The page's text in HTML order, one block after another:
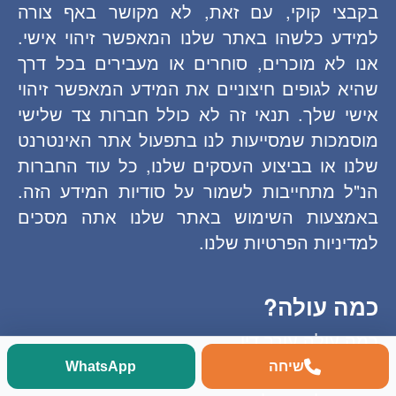
שיחה WhatsApp
בקבצי קוקי, עם זאת, לא מקושר באף צורה
למידע כלשהו באתר שלנו המאפשר זיהוי אישי.
אנו לא מוכרים, סוחרים או מעבירים בכל דרך
שהיא לגופים חיצוניים את המידע המאפשר זיהוי
אישי שלך. תנאי זה לא כולל חברות צד שלישי
מוסמכות שמסייעות לנו בתפעול אתר האינטרנט
שלנו או בביצוע העסקים שלנו, כל עוד החברות
הנ"ל מתחייבות לשמור על סודיות המידע הזה.
באמצעות השימוש באתר שלנו אתה מסכים
למדיניות הפרטיות שלנו.
כמה עולה?
כמה עולה עורך דין
כמה עולה לרשום פטנט